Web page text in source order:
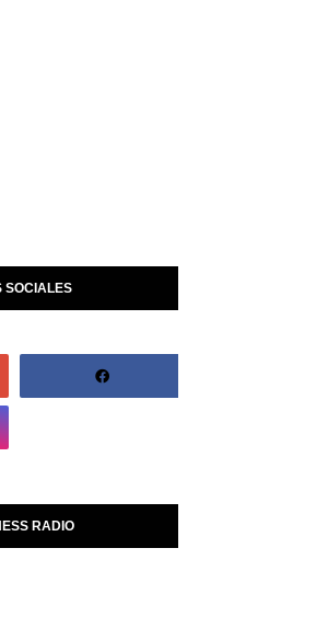
SOCIALES
RADIO